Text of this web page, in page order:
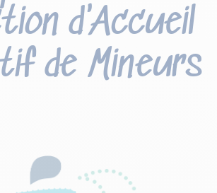
d'Accueil
de Mineurs